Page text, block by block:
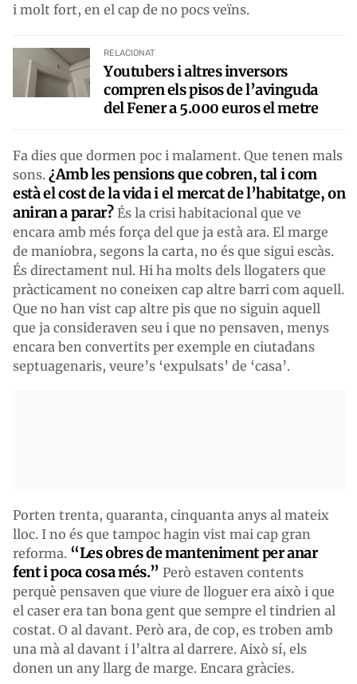
i molt fort, en el cap de no pocs veïns.
RELACIONAT
Youtubers i altres inversors
compren els pisos de l’avinguda
del Fener a 5.000 euros el metre
Fa dies que dormen poc i malament. Que tenen mals
sons. ¿Amb les pensions que cobren, tal i com
està el cost de la vida i el mercat de l’habitatge, on
aniran a parar?És la crisi habitacional que ve
encara amb més força del que ja està ara. El marge
de maniobra, segons la carta, no és que sigui escàs.
És directament nul. Hi ha molts dels llogaters que
pràcticament no coneixen cap altre barri com aquell.
Que no han vist cap altre pis que no siguin aquell
que ja consideraven seu i que no pensaven, menys
encara ben convertits per exemple en ciutadans
septuagenaris, veure’s ‘expulsats’ de ‘casa’.
Porten trenta, quaranta, cinquanta anys al mateix
lloc. I no és que tampoc hagin vist mai cap gran
reforma. “Les obres de manteniment per anar
fent i poca cosa més.” Però estaven contents
perquè pensaven que viure de lloguer era això i que
el caser era tan bona gent que sempre el tindrien al
costat. O al davant. Però ara, de cop, es troben amb
una mà al davant i l’altra al darrere. Això sí, els
donen un any llarg de marge. Encara gràcies.